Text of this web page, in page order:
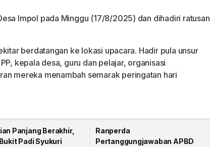
Impol pada Minggu (17/8/2025) dan dihadiri ratusan
berdatangan ke lokasi upacara. Hadir pula unsur
kepala desa, guru dan pelajar, organisasi
mereka menambah semarak peringatan hari
Panjang Berakhir,
Padi Syukuri
Ranperda
Pertanggungjawaban APBD